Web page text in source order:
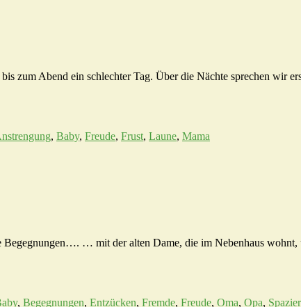
zum Abend ein schlechter Tag. Über die Nächte sprechen wir
, Baby, Freude, Frust, Laune, Mama
… mit der alten Dame, die im Nebenhaus
, Begegnungen, Entzücken, Fremde, Freude, Oma, Opa,